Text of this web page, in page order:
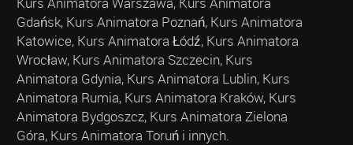
Gdańsk, Kurs Animatora Poznań, Kurs Animatora
Katowice, Kurs Animatora Łódź, Kurs Animatora
Wrocław, Kurs Animatora Szczecin, Kurs
Animatora Gdynia, Kurs Animatora Lublin, Kurs
Animatora Rumia, Kurs Animatora Kraków, Kurs
Animatora Bydgoszcz, Kurs Animatora Zielona
Góra, Kurs Animatora Toruń i innych.